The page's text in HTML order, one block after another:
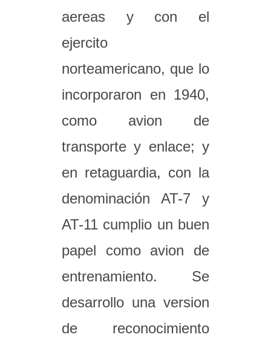
aereas y con el
ejercito
norteamericano, que lo
incorporaron en 1940,
como avion de
transporte y enlace; y
en retaguardia, con la
denominación AT-7 y
AT-11 cumplio un buen
papel como avion de
entrenamiento. Se
desarrollo una version
de reconocimiento